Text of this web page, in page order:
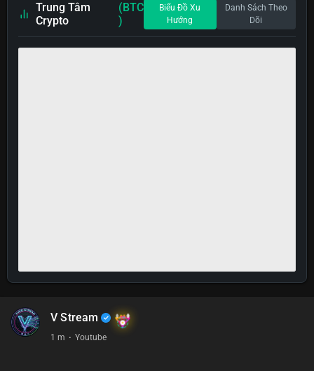
Trung Tâm
Crypto
(BTC
)
Biểu Đồ Xu
Hướng
Danh Sách Theo
Dõi
V Stream
1 m · Youtube